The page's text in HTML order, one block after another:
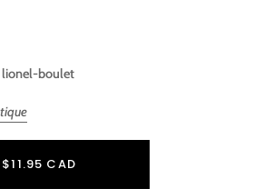
lionel-boulet
$11.95 CAD